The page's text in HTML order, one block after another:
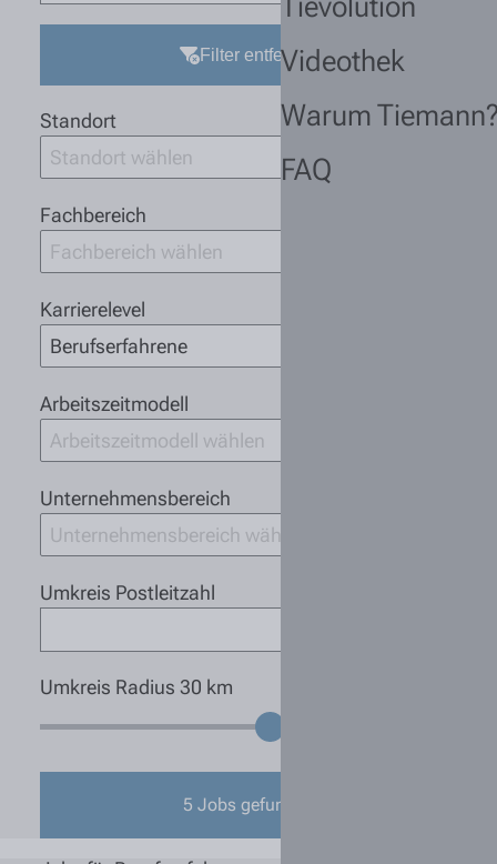
Videothek
Warum
FAQ
Filter entfernen
Standort
Standort wählen
Fachbereich
Fachbereich wählen
Karrierelevel
Berufserfahrene
Arbeitszeitmodell
Arbeitszeitmodell wählen
Unternehmensbereich
Unternehmensbereich wählen
Umkreis Postleitzahl
Umkreis Radius 30 km
5 Jobs gefunden